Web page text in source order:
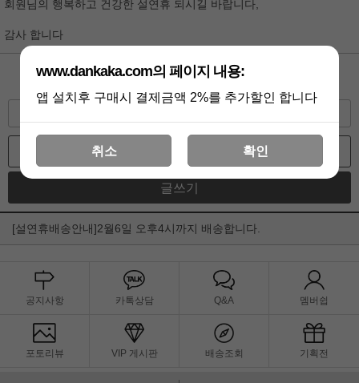
회원님의 행복하고 건강한 설연휴 되시길 바랍니다,
감사 합니다
댓글쓰기
글쓰기
[설연휴배송안내]2월6일 오후4시까지 배송합니다.
공지사항 카톡상담 Q&A 멤버쉽
포토리뷰 VIP 게시판 배송조회 기획전
www.dankaka.com의 페이지 내용:
앱 설치후 구매시 결제금액 2%를 추가할인 합니다
취소 확인